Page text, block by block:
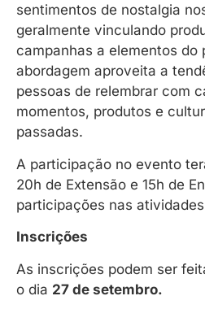
sentimentos de nostalgia
geralmente vinculando
campanhas a elementos do
abordagem aproveita a
pessoas de relembrar com
momentos, produtos e
passadas.
A participação no evento
20h de Extensão e 15h de
participações nas
Inscrições
As inscrições podem ser
o dia 27 de setembro.